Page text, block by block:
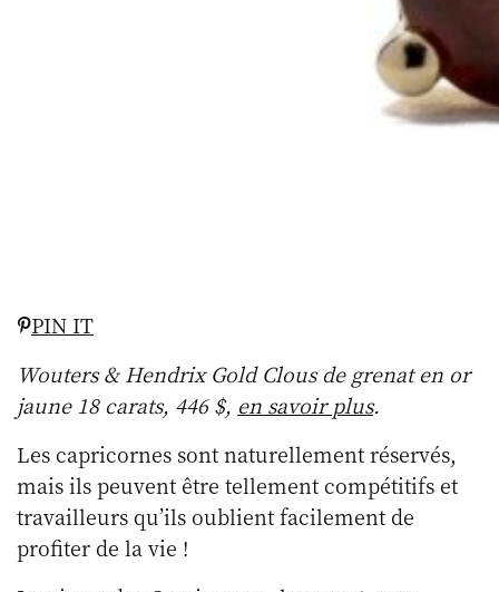
PIN IT
Wouters & Hendrix Gold Clous de grenat en or
jaune 18 carats, 446 $, en savoir plus.
Les capricornes sont naturellement réservés,
mais ils peuvent être tellement compétitifs et
travailleurs qu’ils oublient facilement de
profiter de la vie !